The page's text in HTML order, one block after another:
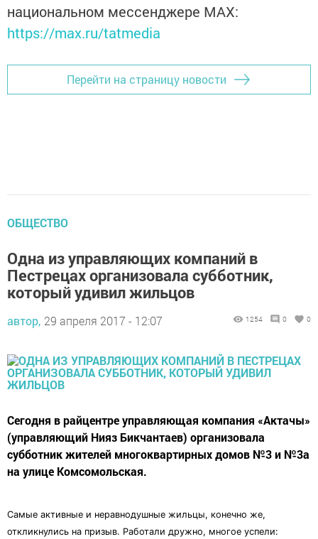
национальном мессенджере MАХ:
https://max.ru/tatmedia
Перейти на страницу новости
ОБЩЕСТВО
Одна из управляющих компаний в
Пестрецах организовала субботник,
который удивил жильцов
автор, 29 апреля 2017 - 12:07 1254 0 0
Сегодня в райцентре управляющая компания «Актачы»
(управляющий Нияз Бикчантаев) организовала
субботник жителей многоквартирных домов №3 и №3а
на улице Комсомольская.
Самые активные и неравнодушные жильцы, конечно же,
откликнулись на призыв. Работали дружно, многое успели: